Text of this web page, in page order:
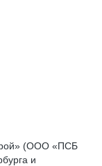
(ООО «ПСБ
и